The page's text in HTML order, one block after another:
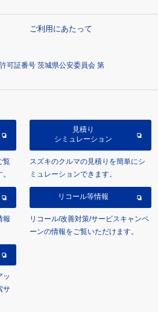
ご利用にあたって
可証番号 茨城県公安委員会 第
覧
見積り
シミュレーション
スズキのクルマの見積りを簡単にシ
ミュレーションできます。
報
リコール等情報
リコール/改善対策/サービスキャンペ
ーンの情報をご覧いただけます。
ッ
サ